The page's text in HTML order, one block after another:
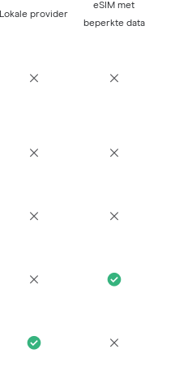
Lokale provider
eSIM met
beperkte data